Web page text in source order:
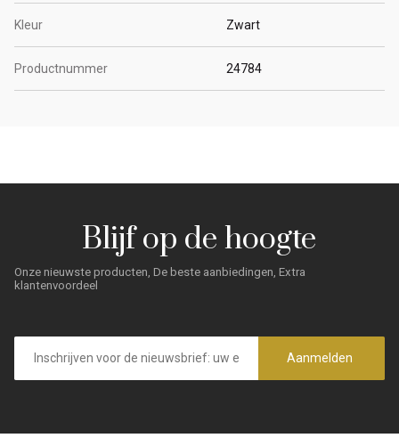
Kleur Zwart
Productnummer 24784
Blijf op de hoogte
Onze nieuwste producten, De beste aanbiedingen, Extra
klantenvoordeel
E-
mailadres
Aanmelden